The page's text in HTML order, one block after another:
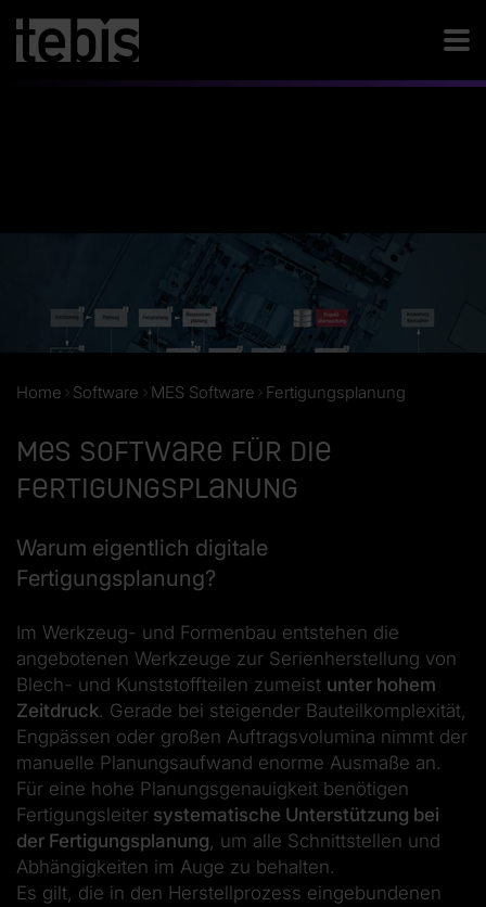
Home Software MES Software Fertigungsplanung
MES Software für die
Fertigungsplanung
Warum eigentlich digitale
Fertigungsplanung?
Im Werkzeug- und Formenbau entstehen die
angebotenen Werkzeuge zur Serienherstellung von
Blech- und Kunststoffteilen zumeist unter hohem
Zeitdruck. Gerade bei steigender Bauteilkomplexität,
Engpässen oder großen Auftragsvolumina nimmt der
manuelle Planungsaufwand enorme Ausmaße an.
Für eine hohe Planungsgenauigkeit benötigen
Fertigungsleiter systematische Unterstützung bei
der Fertigungsplanung, um alle Schnittstellen und
Abhängigkeiten im Auge zu behalten.
Es gilt, die in den Herstellprozess eingebundenen